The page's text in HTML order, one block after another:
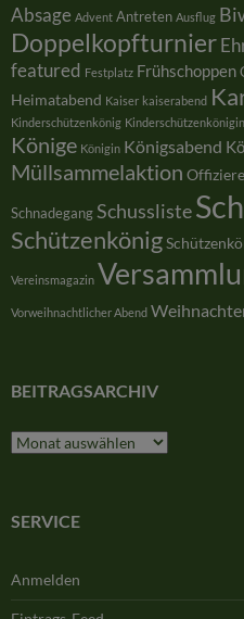
Absage Advent Antreten Ausflug
Doppelkopfturnier
featured Festplatz Frühschoppen
Heimatabend Kaiser kaiserabend
Kinderschützenkönig Kinderschützenkönigin
Könige Königin Königsabend
Müllsammelaktion Offiziere
SchnadegangSchussliste
Schützenkönig
Vereinsmagazin
Vorweihnachtlicher Abend
BEITRAGSARCHIV
Beitragsarchiv
SERVICE
Anmelden